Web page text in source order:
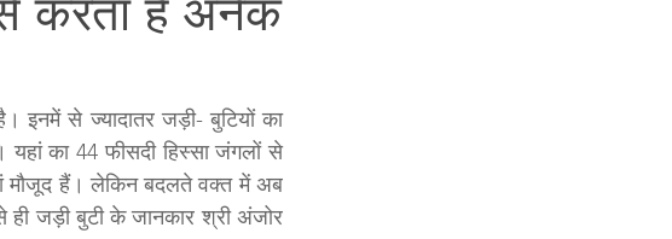
से करता है अनेक
इनमें से ज्यादातर जड़ी- बुटियों का
यहां का 44 फीसदी हिस्सा जंगलों से
मौजूद हैं। लेकिन बदलते वक्त में अब
जड़ी बुटी के जानकार श्री अंजोर